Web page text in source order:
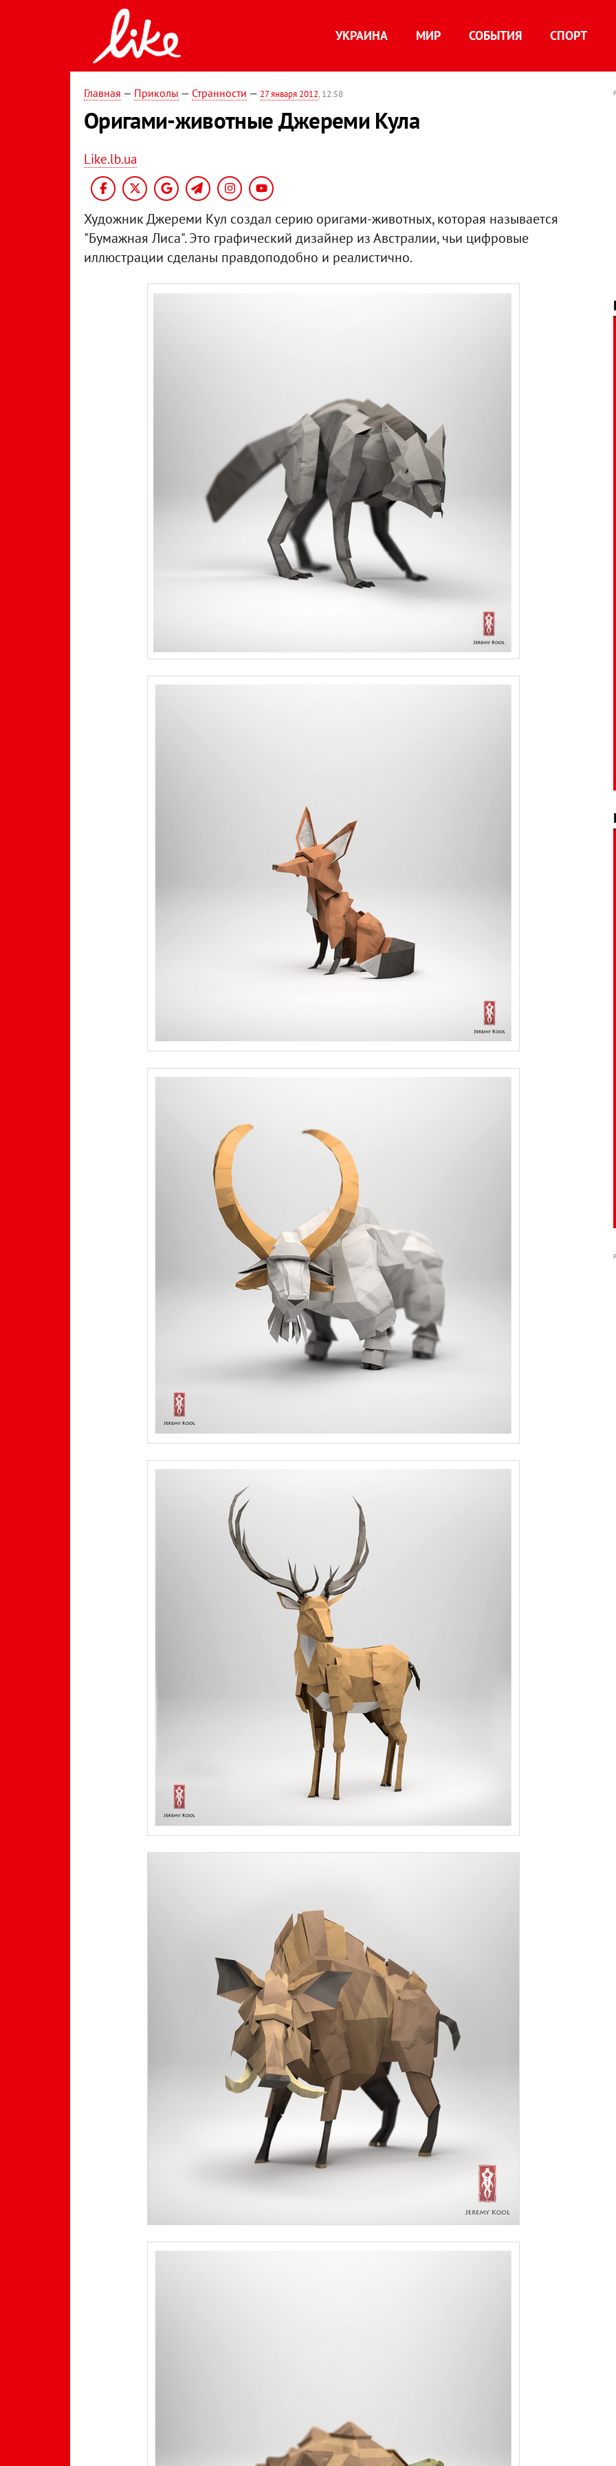
УКРАИНА МИР СОБЫТИЯ СПОРТ
Главная — Приколы — Странности — 27 января 2012, 12:58
Оригами-животные Джереми Кула
Like.lb.ua
Художник Джереми Кул создал серию оригами-животных, которая называется
"Бумажная Лиса". Это графический дизайнер из Австралии, чьи цифровые
иллюстрации сделаны правдоподобно и реалистично.